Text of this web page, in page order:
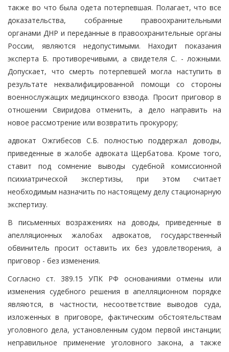
также во что была одета потерпевшая. Полагает, что все
доказательства, собранные правоохранительными
органами ДНР и переданные в правоохранительные органы
России, являются недопустимыми. Находит показания
эксперта Б. противоречивыми, а свидетеля С. - ложными.
Допускает, что смерть потерпевшей могла наступить в
результате неквалифицированной помощи со стороны
военнослужащих медицинского взвода. Просит приговор в
отношении Свиридова отменить, а дело направить на
новое рассмотрение или возвратить прокурору;
адвокат Ожгибесов С.Б. полностью поддержал доводы,
приведенные в жалобе адвоката Щербатова. Кроме того,
ставит под сомнение выводы судебной комиссионной
психиатрической экспертизы, при этом считает
необходимым назначить по настоящему делу стационарную
экспертизу.
В письменных возражениях на доводы, приведенные в
апелляционных жалобах адвокатов, государственный
обвинитель просит оставить их без удовлетворения, а
приговор - без изменения.
Согласно ст. 389.15 УПК РФ основаниями отмены или
изменения судебного решения в апелляционном порядке
являются, в частности, несоответствие выводов суда,
изложенных в приговоре, фактическим обстоятельствам
уголовного дела, установленным судом первой инстанции;
неправильное применение уголовного закона, а также